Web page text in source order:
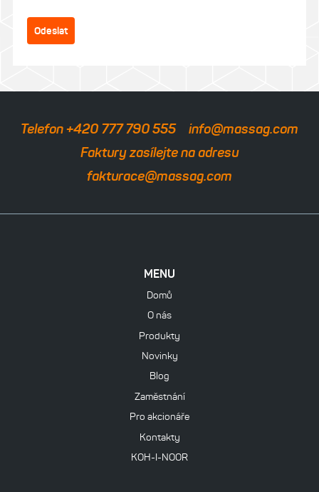
Odeslat
Telefon +420 777 790 555
info@massag.com
Faktury zasílejte na adresu
fakturace@massag.com
MENU
Domů
O nás
Produkty
Novinky
Blog
Zaměstnání
Pro akcionáře
Kontakty
KOH-I-NOOR